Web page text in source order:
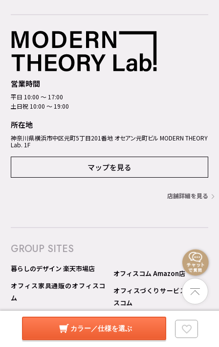
カラー／仕様を選ぶ
営業時間
平日 10:00 ～ 17:00
土日祝 10:00 ～ 19:00
所在地
神奈川県横浜市中区元町5丁⽬201番地 オセアン元町ビル MODERN THEORY
Lab. 1F
マップを見る
店舗詳細を見る
GROUP SITES
暮らしのデザイン 楽天市場店
オフィス家具通販のオフィスコ
ム
オフィスコム 楽天市場店
オフィスコム Yahoo!ショッピン
グ店
オフィスコム Amazon店
オフィスづくりサービス オフィ
スコム
オフィスコム 見積り比較 Pro